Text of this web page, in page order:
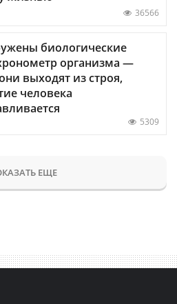
36566
биологические
организма —
выходят из строя,
человека
5309
ЕЩЕ